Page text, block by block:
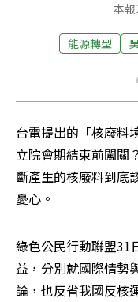
本
能源轉型
台電提出的「核廢料
立院會期結束前闖關
斷產生的核廢料到底
憂心。
綠色公民行動聯盟31
益，分別就國際情勢
論，也反省我國反核